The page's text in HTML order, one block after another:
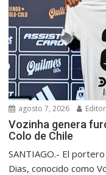
agosto 7, 2026 Editor
Vozinha genera
Colo de Chile
SANTIAGO.- El
Dias, conocido como